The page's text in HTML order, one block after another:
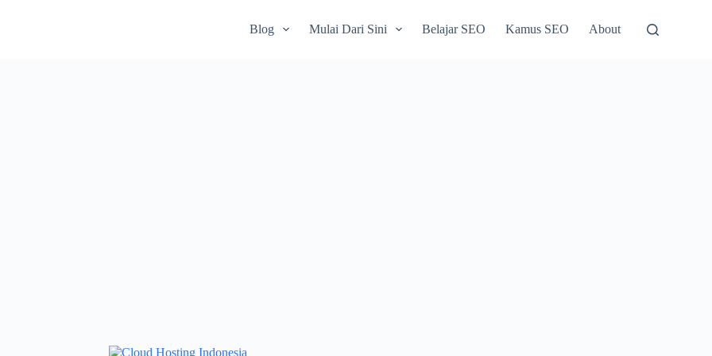
Blog Mulai Dari Sini Belajar SEO Kamus SEO About